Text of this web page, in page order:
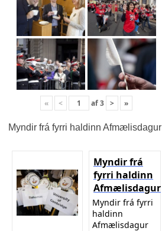
« < af3 > »
Myndir frá fyrri haldinn Afmælisdagur
Myndir frá
fyrri haldinn
Afmælisdagur
Myndir frá fyrri
haldinn
Afmælisdagur